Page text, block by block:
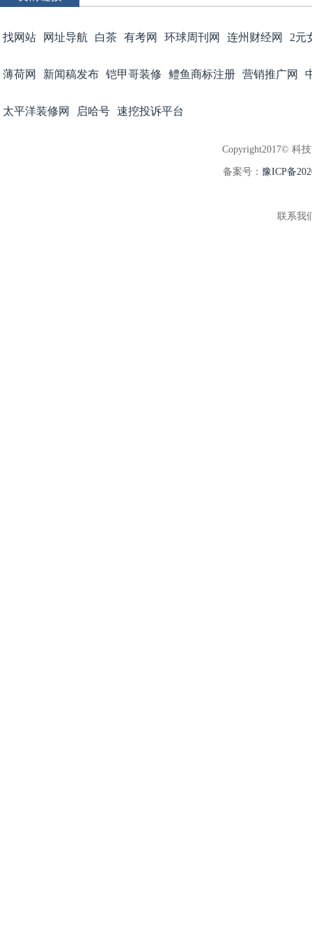
找网站 网址导航 白茶 有考网 环球周刊网 连州财经网 2元
薄荷网 新闻稿发布 铠甲哥装修 鳢鱼商标注册 营销推广网
太平洋装修网 启哈号 速挖投诉平台
Copyright2017© 科
备案号： 豫ICP备
联系我